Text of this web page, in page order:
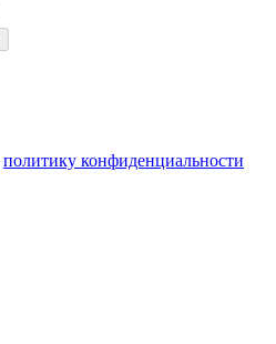
политику конфиденциальности